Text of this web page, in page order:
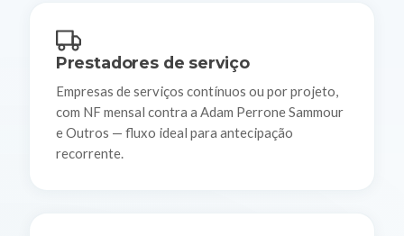
Prestadores de serviço
Empresas de serviços contínuos ou por projeto,
com NF mensal contra a Adam Perrone Sammour
e Outros — fluxo ideal para antecipação
recorrente.